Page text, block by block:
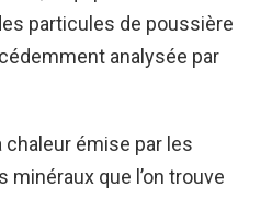
particules de poussière
analysée par
émise par les
que l’on trouve